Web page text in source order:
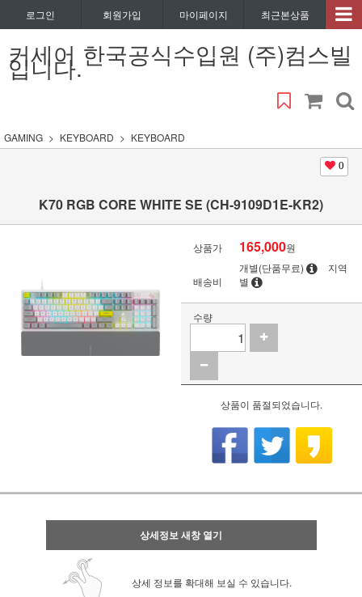
로그인 회원가입 마이페이지 최근본상품
커세어 한국공식수입원 (주)컴스빌
입니다.
GAMING KEYBOARD KEYBOARD
0
K70 RGB CORE WHITE SE (CH-9109D1E-KR2)
상품가 165,000원
배송비
개별(단품무료)
지역
별
수량
상품이 품절되었습니다.
상세정보 새창 열기
상세 정보를 확대해 보실 수 있습니다.